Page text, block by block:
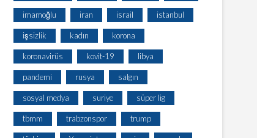
imamoğlu iran israil istanbul
işsizlik kadın korona
koronavirüs kovit-19 libya
pandemi rusya salgın
sosyal medya suriye süper lig
tbmm trabzonspor trump